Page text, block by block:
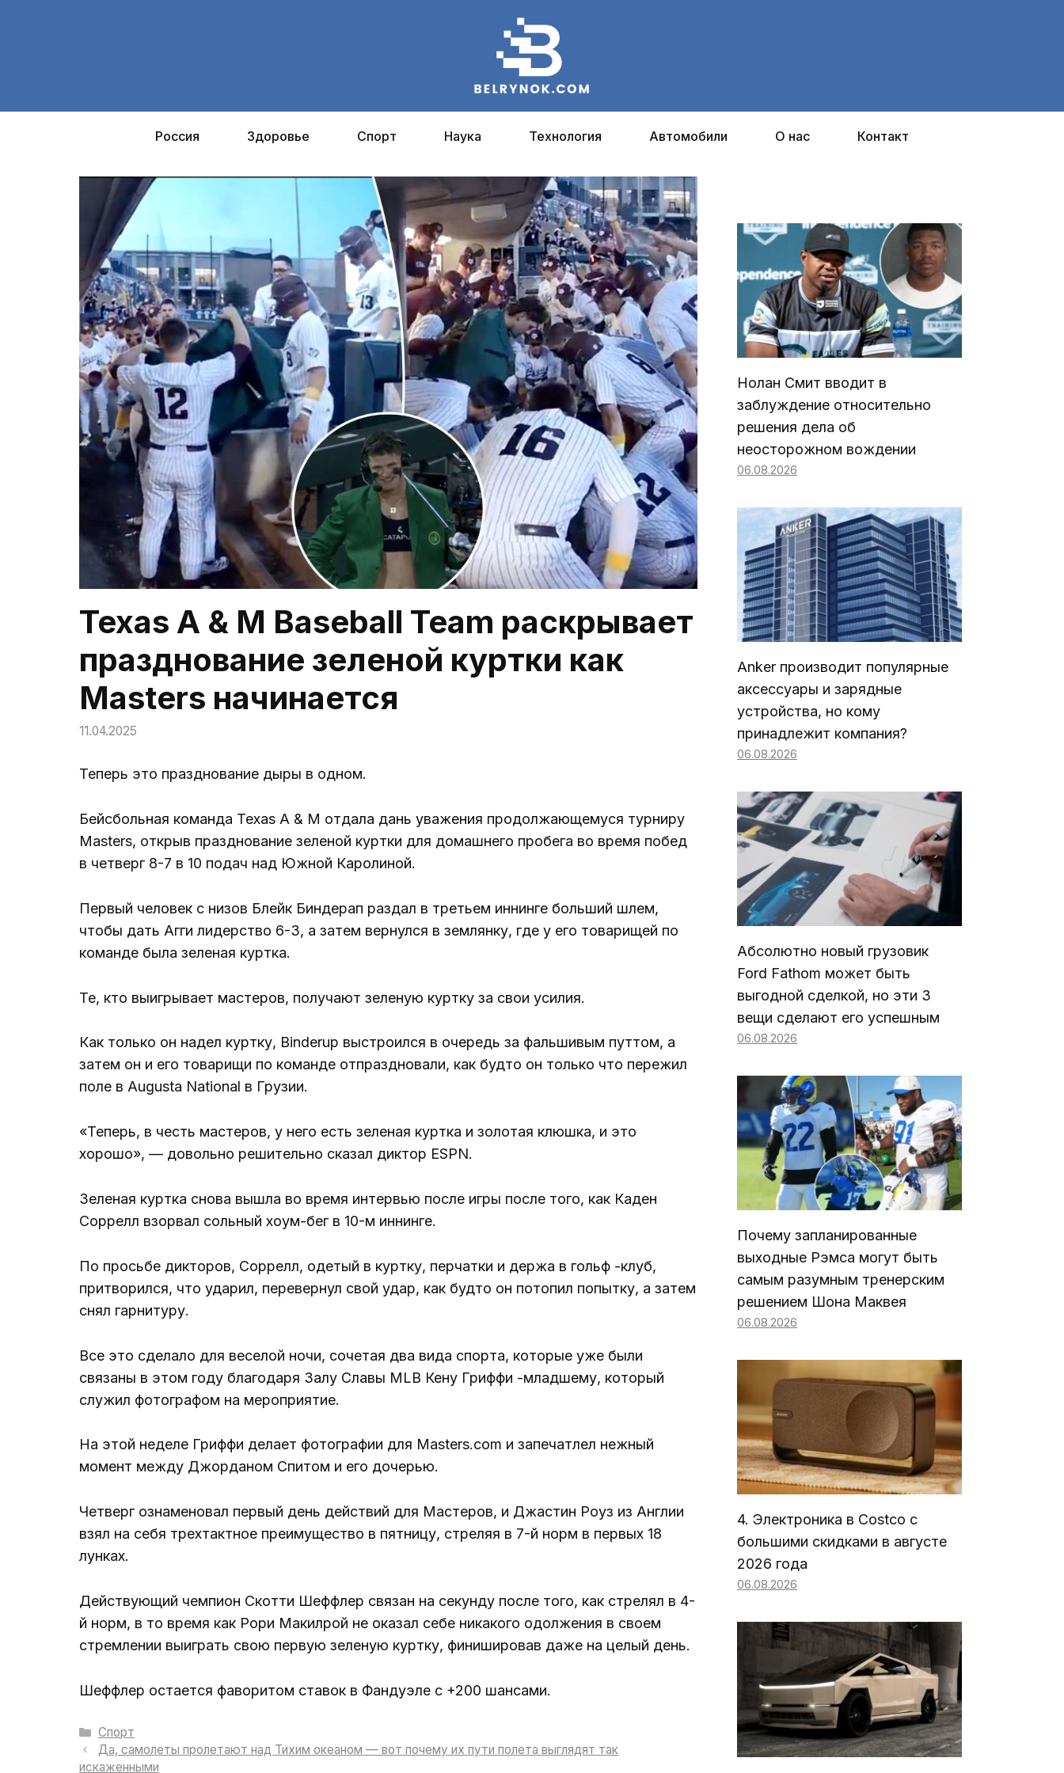
Россия Здоровье Спорт Наука Технология Автомобили О нас Контакт
Texas A & M Baseball Team раскрывает
празднование зеленой куртки как
Masters начинается
11.04.2025
Теперь это празднование дыры в одном.
Бейсбольная команда Texas A & M отдала дань уважения продолжающемуся турниру
Masters, открыв празднование зеленой куртки для домашнего пробега во время побед
в четверг 8-7 в 10 подач над Южной Каролиной.
Первый человек с низов Блейк Биндерап раздал в третьем иннинге больший шлем,
чтобы дать Агги лидерство 6-3, а затем вернулся в землянку, где у его товарищей по
команде была зеленая куртка.
Те, кто выигрывает мастеров, получают зеленую куртку за свои усилия.
Как только он надел куртку, Binderup выстроился в очередь за фальшивым путтом, а
затем он и его товарищи по команде отпраздновали, как будто он только что пережил
поле в Augusta National в Грузии.
«Теперь, в честь мастеров, у него есть зеленая куртка и золотая клюшка, и это
хорошо», — довольно решительно сказал диктор ESPN.
Зеленая куртка снова вышла во время интервью после игры после того, как Каден
Соррелл взорвал сольный хоум-бег в 10-м иннинге.
По просьбе дикторов, Соррелл, одетый в куртку, перчатки и держа в гольф -клуб,
притворился, что ударил, перевернул свой удар, как будто он потопил попытку, а затем
снял гарнитуру.
Все это сделало для веселой ночи, сочетая два вида спорта, которые уже были
связаны в этом году благодаря Залу Славы MLB Кену Гриффи -младшему, который
служил фотографом на мероприятие.
На этой неделе Гриффи делает фотографии для Masters.com и запечатлел нежный
момент между Джорданом Спитом и его дочерью.
Четверг ознаменовал первый день действий для Мастеров, и Джастин Роуз из Англии
взял на себя трехтактное преимущество в пятницу, стреляя в 7-й норм в первых 18
лунках.
Действующий чемпион Скотти Шеффлер связан на секунду после того, как стрелял в 4-
й норм, в то время как Рори Макилрой не оказал себе никакого одолжения в своем
стремлении выиграть свою первую зеленую куртку, финишировав даже на целый день.
Шеффлер остается фаворитом ставок в Фандуэле с +200 шансами.
Рубрики
Спорт
Да, самолеты пролетают над Тихим океаном — вот почему их пути полета выглядят так
искаженными
Нолан Смит вводит в
заблуждение относительно
решения дела об
неосторожном вождении
06.08.2026
Anker производит популярные
аксессуары и зарядные
устройства, но кому
принадлежит компания?
06.08.2026
Абсолютно новый грузовик
Ford Fathom может быть
выгодной сделкой, но эти 3
вещи сделают его успешным
06.08.2026
Почему запланированные
выходные Рэмса могут быть
самым разумным тренерским
решением Шона Маквея
06.08.2026
4. Электроника в Costco с
большими скидками в августе
2026 года
06.08.2026